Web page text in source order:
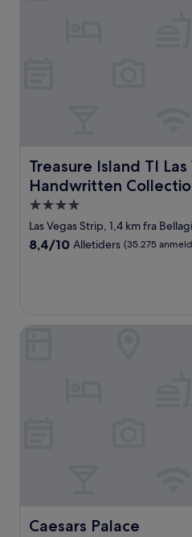
Treasure Island TI
Handwritten
Treasure Island TI Las
4.0-
stjernet
overnatningssted
Las Vegas Strip, 1,4 km fra
8.4
anmeldelser)
8,4/10 Alletiders (35.275
Caesars Palace
Caesars Palace